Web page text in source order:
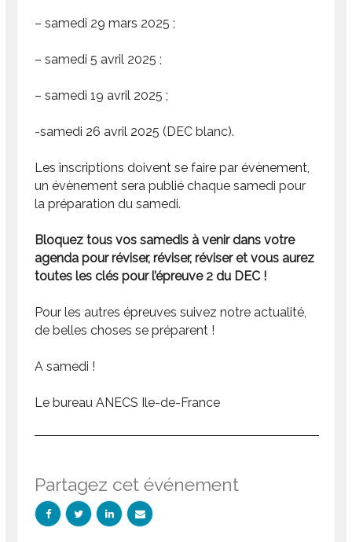
– samedi 29 mars 2025 ;
– samedi 5 avril 2025 ;
– samedi 19 avril 2025 ;
-samedi 26 avril 2025 (DEC blanc).
Les inscriptions doivent se faire par évènement,
un évènement sera publié chaque samedi pour
la préparation du samedi.
Bloquez tous vos samedis à venir dans votre
agenda pour réviser, réviser, réviser et vous aurez
toutes les clés pour l’épreuve 2 du DEC !
Pour les autres épreuves suivez notre actualité,
de belles choses se préparent !
A samedi !
Le bureau ANECS Ile-de-France
Partagez cet événement